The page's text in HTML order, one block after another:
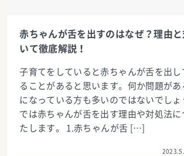
赤ちゃんが舌を出すのはなぜ？理由
いて徹底解説！
子育てをしていると赤ちゃんが舌を出し
ることがあると思います。何か問題があ
になっている方も多いのではないでしょ
では赤ちゃんが舌を出す理由や対処法に
たします。 1.赤ちゃんが舌 […]